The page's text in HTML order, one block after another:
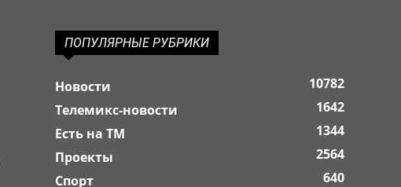
ПОПУЛЯРНЫЕ РУБРИКИ
Новости
10782
Телемикс-новости
1642
Есть на ТМ
1344
Проекты
2564
Спорт
640